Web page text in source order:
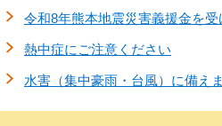
令和8年熊本地震災害義援金を受
熱中症にご注意ください
水害（集中豪雨・台風）に備え